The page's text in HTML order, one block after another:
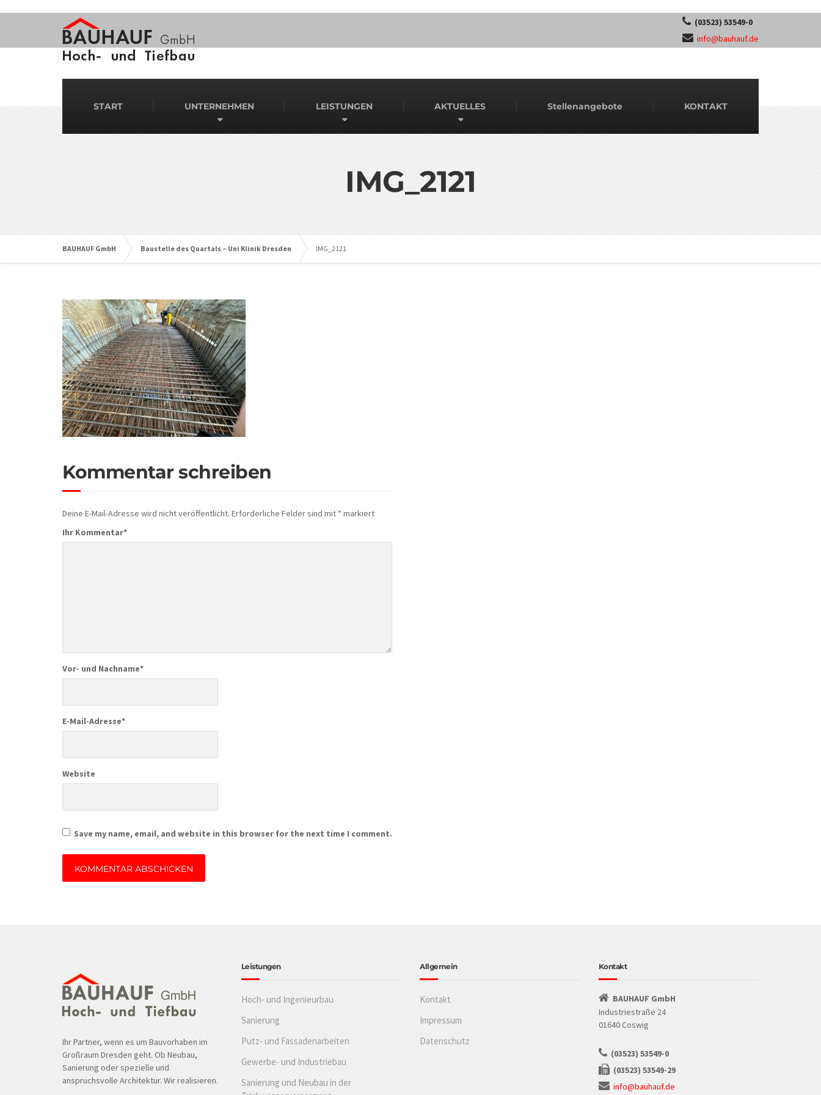
(03523) 53549-0
info@bauhauf.de
START UNTERNEHMEN LEISTUNGEN AKTUELLES Stellenangebote KONTAKT
IMG_2121
BAUHAUF GmbH Baustelle des Quartals – Uni Klinik Dresden IMG_2121
Kommentar schreiben
Deine E-Mail-Adresse wird nicht veröffentlicht. Erforderliche Felder sind mit * markiert
Ihr Kommentar*
Vor- und Nachname*
E-Mail-Adresse*
Website
Save my name, email, and website in this browser for the next time I comment.
Ihr Partner, wenn es um Bauvorhaben im
Großraum Dresden geht. Ob Neubau,
Sanierung oder spezielle und
anspruchsvolle Architektur. Wir realisieren.
Leistungen
Hoch- und Ingenieurbau
Sanierung
Putz- und Fassadenarbeiten
Gewerbe- und Industriebau
Sanierung und Neubau in der
Allgemein
Kontakt
Impressum
Datenschutz
Kontakt
BAUHAUF GmbH
Industriestraße 24
01640 Coswig
(03523) 53549-0
(03523) 53549-29
info@bauhauf.de